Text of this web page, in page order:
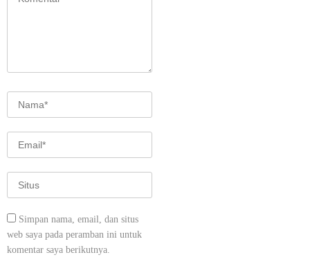
Simpan nama, email, dan situs
web saya pada peramban ini untuk
komentar saya berikutnya.